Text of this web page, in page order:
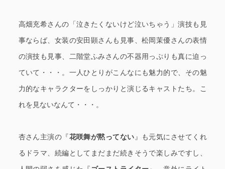
高畑充希さんの「泣きたくないけど泣いちゃう」演技も見
事ならば、女装の安田顕さんも見事、松岡茉優さんの表情
の演技も見事、二階堂ふみさんの不器用っぷりも真に迫っ
ていて・・・。一人ひとりがこんなにも魅力的で、その魅
力的なキャラクターをしっかりと演じるキャストたち。こ
れを見ないなんて・・・。
杏さん主演の『 花咲舞が黙ってない 』も元気にさせてくれ
るドラマ、続編としてまだまだ続きそうで楽しみですし、